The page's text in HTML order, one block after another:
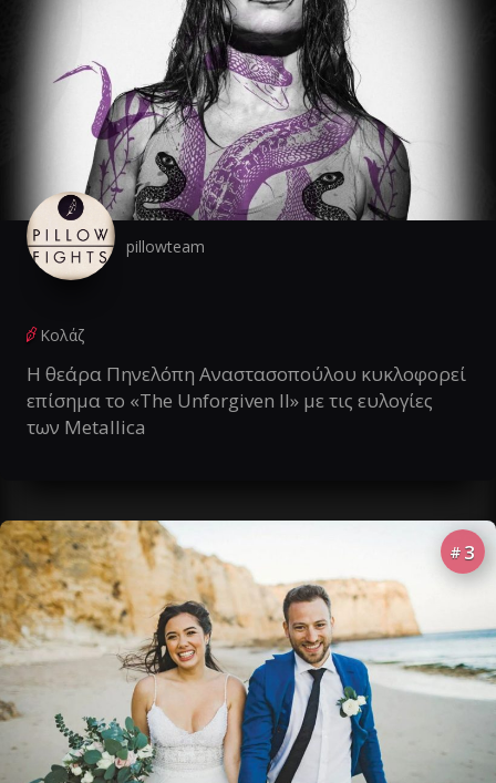
pillowteam
Κολάζ
Η θεάρα Πηνελόπη Αναστασοπούλου κυκλοφορεί
επίσημα το «The Unforgiven II» με τις ευλογίες
των Metallica
# 3